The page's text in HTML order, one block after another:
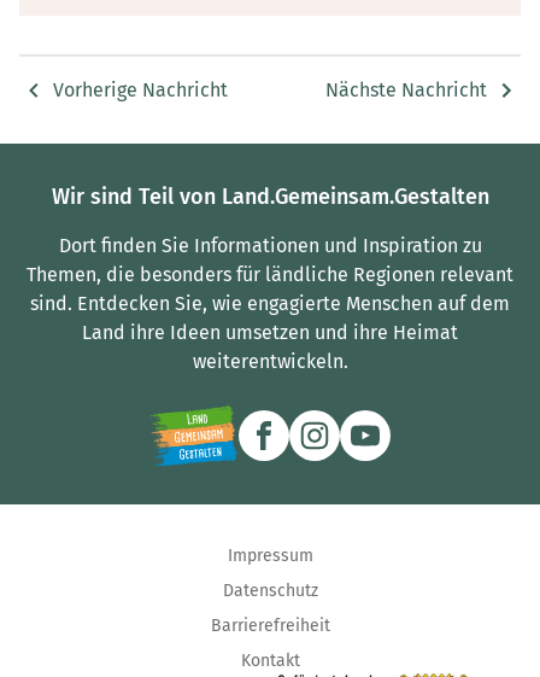
Vorherige Nachricht Nächste Nachricht
Wir sind Teil von Land.Gemeinsam.Gestalten
Dort finden Sie Informationen und Inspiration zu
Themen, die besonders für ländliche Regionen relevant
sind. Entdecken Sie, wie engagierte Menschen auf dem
Land ihre Ideen umsetzen und ihre Heimat
weiterentwickeln.
Impressum
Datenschutz
Barrierefreiheit
Kontakt